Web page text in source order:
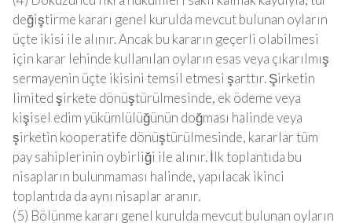
değiştirme kararı genel kurulda mevcut bulunan oyların
üçte ikisi ile alınır. Ancak bu kararın geçerli olabilmesi
için karar lehinde kullanılan oyların esas veya çıkarılmış
sermayenin üçte ikisini temsil etmesi şarttır. Şirketin
limited şirkete dönüştürülmesinde, ek ödeme veya
kişisel edim yükümlülüğünün doğması halinde veya
şirketin kooperatife dönüştürülmesinde, kararlar tüm
pay sahiplerinin oybirliği ile alınır. İlk toplantıda bu
nisapların bulunmaması halinde, yapılacak ikinci
toplantıda da aynı nisaplar aranır.
(5) Bölünme kararı genel kurulda mevcut bulunan oyların